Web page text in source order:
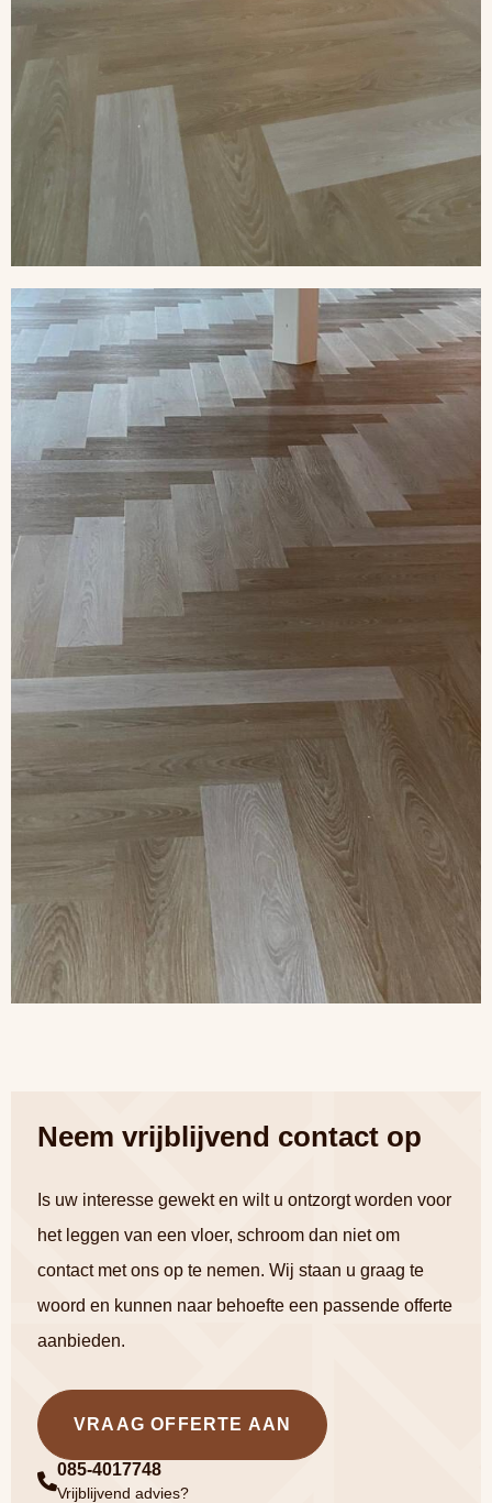
Neem vrijblijvend contact op
Is uw interesse gewekt en wilt u ontzorgt worden voor
het leggen van een vloer, schroom dan niet om
contact met ons op te nemen. Wij staan u graag te
woord en kunnen naar behoefte een passende offerte
aanbieden.
VRAAG OFFERTE AAN
085-4017748
Vrijblijvend advies?